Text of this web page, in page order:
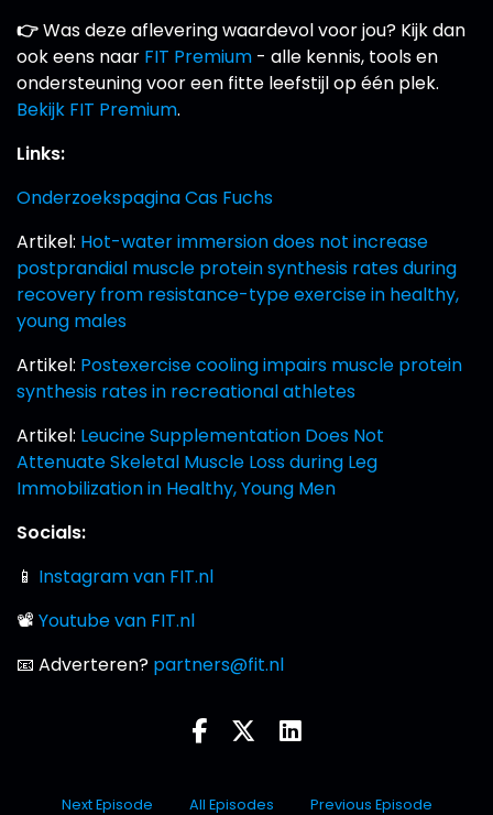
👉Was deze aflevering waardevol voor jou? Kijk dan
ook eens naar FIT Premium - alle kennis, tools en
ondersteuning voor een fitte leefstijl op één plek.
Bekijk FIT Premium.
Links:
Onderzoekspagina Cas Fuchs
Artikel: Hot-water immersion does not increase
postprandial muscle protein synthesis rates during
recovery from resistance-type exercise in healthy,
young males
Artikel: Postexercise cooling impairs muscle protein
synthesis rates in recreational athletes
Artikel: Leucine Supplementation Does Not
Attenuate Skeletal Muscle Loss during Leg
Immobilization in Healthy, Young Men
Socials:
📱 Instagram van FIT.nl
📽 Youtube van FIT.nl
📧 Adverteren? partners@fit.nl
Next Episode All Episodes Previous Episode